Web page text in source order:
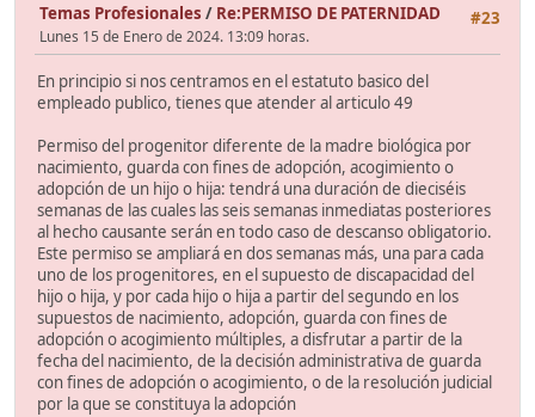
#23
Temas Profesionales / Re:PERMISO DE PATERNIDAD
Lunes 15 de Enero de 2024. 13:09 horas.
En principio si nos centramos en el estatuto basico del
empleado publico, tienes que atender al articulo 49
Permiso del progenitor diferente de la madre biológica por
nacimiento, guarda con fines de adopción, acogimiento o
adopción de un hijo o hija: tendrá una duración de dieciséis
semanas de las cuales las seis semanas inmediatas posteriores
al hecho causante serán en todo caso de descanso obligatorio.
Este permiso se ampliará en dos semanas más, una para cada
uno de los progenitores, en el supuesto de discapacidad del
hijo o hija, y por cada hijo o hija a partir del segundo en los
supuestos de nacimiento, adopción, guarda con fines de
adopción o acogimiento múltiples, a disfrutar a partir de la
fecha del nacimiento, de la decisión administrativa de guarda
con fines de adopción o acogimiento, o de la resolución judicial
por la que se constituya la adopción